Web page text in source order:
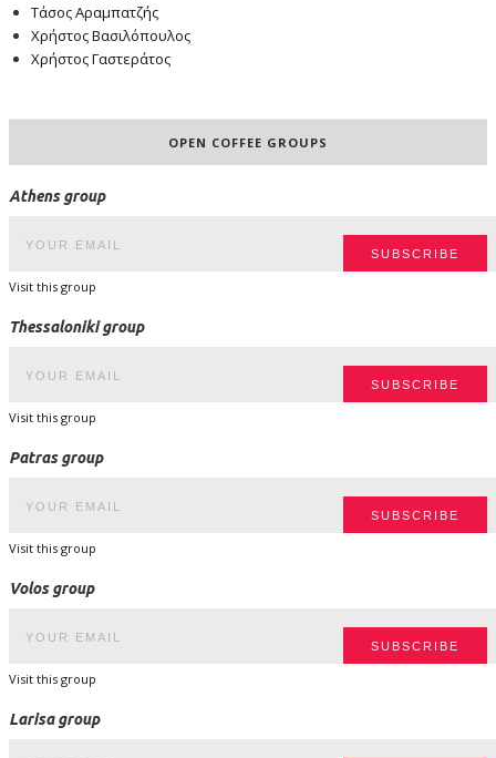
Τάσος Αραμπατζής
Χρήστος Βασιλόπουλος
Χρήστος Γαστεράτος
OPEN COFFEE GROUPS
Athens group
Visit this group
Thessaloniki group
Visit this group
Patras group
Visit this group
Volos group
Visit this group
Larisa group